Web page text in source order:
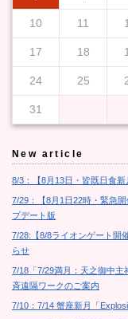
10 11
17 18
24 25
31
New article
8/3：【8月13日・皆既日食
7/29：【8月1日22時・緊急
プデート版
7/28:【8/8ライオンゲート開
らせ
7/18「7/29満月：天之御中
斉遠隔ワークのご案内
7/10：7/14 蟹座新月「